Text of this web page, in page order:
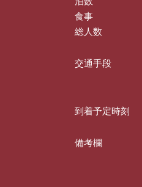
食事
総人数
交通手段
到着予定時刻
備考欄